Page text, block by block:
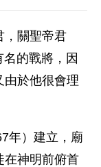
，關聖帝君
名的戰將，因
由於他很會理
年）建立，廟
在神明前俯首